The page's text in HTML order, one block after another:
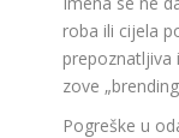
roba ili cijela
prepoznatljiva
zove
Pogreške u